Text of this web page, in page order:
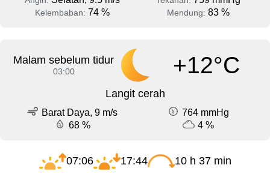
Kelembaban: 74 % Mendung: 83 %
Malam sebelum tidur
03:00 +12°C
Langit cerah
Barat Daya, 9 m/s
764 mmHg
68 %
4 %
07:06 17:44 10 h 37 min